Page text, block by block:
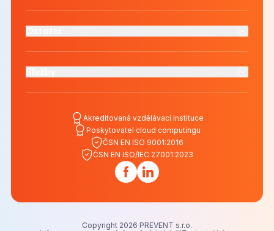
Akreditovaná vzdělávací instituce
Poskytovatel cloud computingu
ČSN EN ISO 9001:2016
ČSN EN ISO/IEC 27001:2023
Copyright 2026 PREVENT s.r.o.